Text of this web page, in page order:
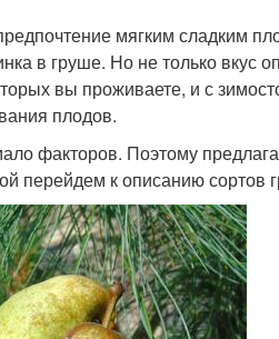
мягким сладким
в груше. Но не только вкус
вы проживаете, и с
плодов.
факторов. Поэтому
перейдем к описанию сортов